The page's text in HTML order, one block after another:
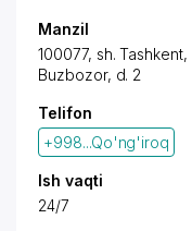
Manzil
100077, sh. Tashkent,
Buzbozor, d. 2
Telifon
+998...Qo'ng'iroq
Ish vaqti
24/7